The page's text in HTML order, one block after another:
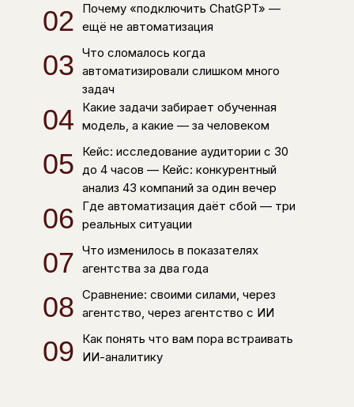
02
Почему «подключить ChatGPT» —
ещё не автоматизация
03 Что сломалось когда
автоматизировали слишком много
задач
04
Какие задачи забирает обученная
модель, а какие — за человеком
05
Кейс: исследование аудитории с 30
до 4 часов — Кейс: конкурентный
анализ 43 компаний за один вечер
06
Где автоматизация даёт сбой — три
реальных ситуации
07 Что изменилось в показателях
агентства за два года
08 Сравнение: своими силами, через
агентство, через агентство с ИИ
09
Как понять что вам пора встраивать
ИИ-аналитику